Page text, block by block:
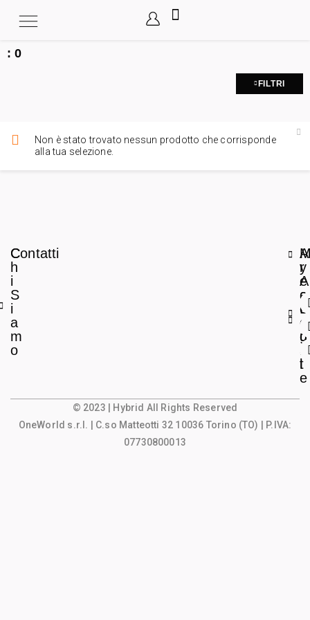
:0
FILTRI
Non è stato trovato nessun prodotto che corrisponde
alla tua selezione.
C
h
i
S
i
a
m
o
Contatti
A
r
e
a
L
e
g
l
e
y
A
c
c
o
u
t
© 2023 | Hybrid All Rights Reserved
OneWorld s.r.l.
| C.so Matteotti 32 10036 Torino (TO) | P.IVA:
07730800013